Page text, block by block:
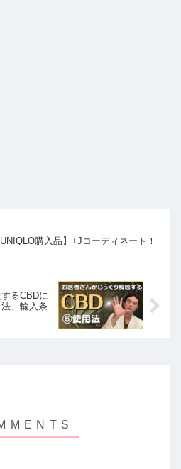
UNIQLO購入品】+Jコーディネート！
るCBDに
、輸入条